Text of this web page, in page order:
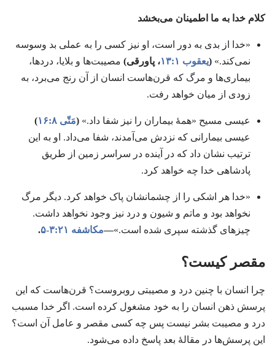
کلام خدا به ما اطمینان می‌بخشد
«خدا از بدی به دور است،‏ او نیز کسی را به عملی بد وسوسه
نمی‌کند.‏» ‏(‏یعقوب ۱:‏۱۳ ‏،‏ پاورقی)‏ مصیبت‌ها و بلایا،‏ دردها،‏
بیماری‌ها و مرگ که قرن‌هاست انسان از آن رنج می‌برد،‏ به
زودی از میان خواهد رفت.‏
عیسی مسیح «همهٔ بیماران را نیز شفا داد.‏» ‏(‏مَتّی ۸:‏۱۶
‏)‏
عیسی بیمارانی که نزدش می‌آمدند،‏ شفا می‌داد.‏ او به این
ترتیب نشان داد که در آینده در سراسر زمین از طریق
پادشاهی خدا چه خواهد کرد.‏
«خدا هر اشکی را از چشمانشان پاک خواهد کرد.‏ دیگر مرگ
نخواهد بود و ماتم و شیون و درد نیز وجود نخواهد داشت.‏
چیزهای گذشته سپری شده است.‏»‏‏—‏مکاشفه ۲۱:‏۳-‏۵ ‏.‏
مقصر کیست؟‏
چرا انسان با چنین درد و مصیبتی روبروست؟‏ قرن‌هاست که این
پرسش ذهن انسان را به خود مشغول کرده است.‏ اگر خدا مسبب
درد و مصیبت بشر نیست پس چه کسی مقصر و عامل آن است؟‏
این پرسش‌ها در مقالهٔ بعد پاسخ داده می‌شود.‏